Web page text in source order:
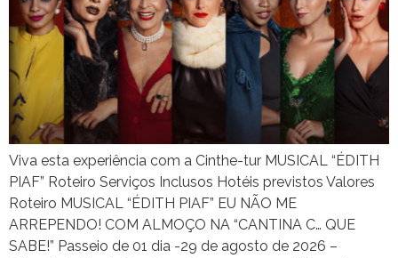
Viva esta experiência com a Cinthe-tur MUSICAL “ÉDITH
PIAF” Roteiro Serviços Inclusos Hotéis previstos Valores
Roteiro MUSICAL “ÉDITH PIAF” EU NÃO ME
ARREPENDO! COM ALMOÇO NA “CANTINA C… QUE
SABE!” Passeio de 01 dia -29 de agosto de 2026 –